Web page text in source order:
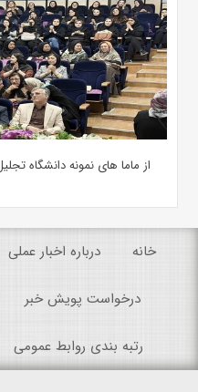
از ماما های نمونه دانشگاه
خانه درباره اخبار عملی
درخواست پویش خبر
رتبه بندی روابط عمومی